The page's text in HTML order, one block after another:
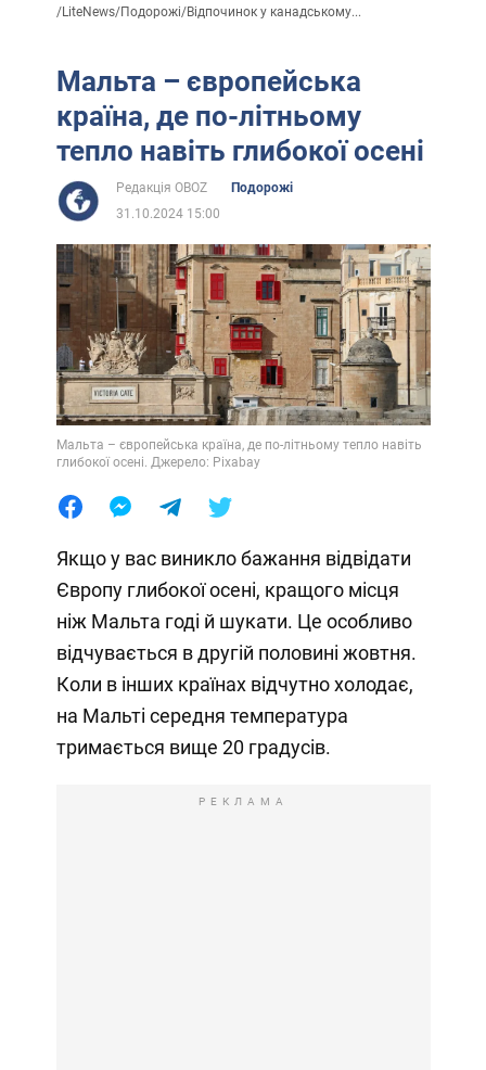
/LiteNews/Подорожі/Відпочинок у канадському...
Мальта – європейська
країна, де по-літньому
тепло навіть глибокої осені
Редакція OBOZ
Подорожі
31.10.2024 15:00
Мальта – європейська країна, де по-літньому тепло навіть
глибокої осені. Джерело: Pixabay
Якщо у вас виникло бажання відвідати
Європу глибокої осені, кращого місця
ніж Мальта годі й шукати. Це особливо
відчувається в другій половині жовтня.
Коли в інших країнах відчутно холодає,
на Мальті середня температура
тримається вище 20 градусів.
РЕКЛАМА